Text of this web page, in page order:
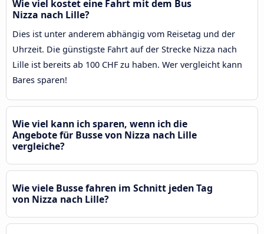
Wie viel kostet eine Fahrt mit dem Bus
Nizza nach Lille?
Dies ist unter anderem abhängig vom Reisetag und der
Uhrzeit. Die günstigste Fahrt auf der Strecke Nizza nach
Lille ist bereits ab 100 CHF zu haben. Wer vergleicht kann
Bares sparen!
Wie viel kann ich sparen, wenn ich die
Angebote für Busse von Nizza nach Lille
vergleiche?
Wie viele Busse fahren im Schnitt jeden Tag
von Nizza nach Lille?